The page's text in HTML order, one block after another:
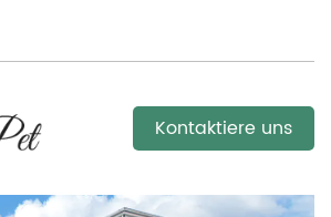
Kontaktiere uns